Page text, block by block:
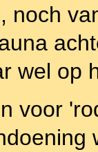
noch
wel op
voor